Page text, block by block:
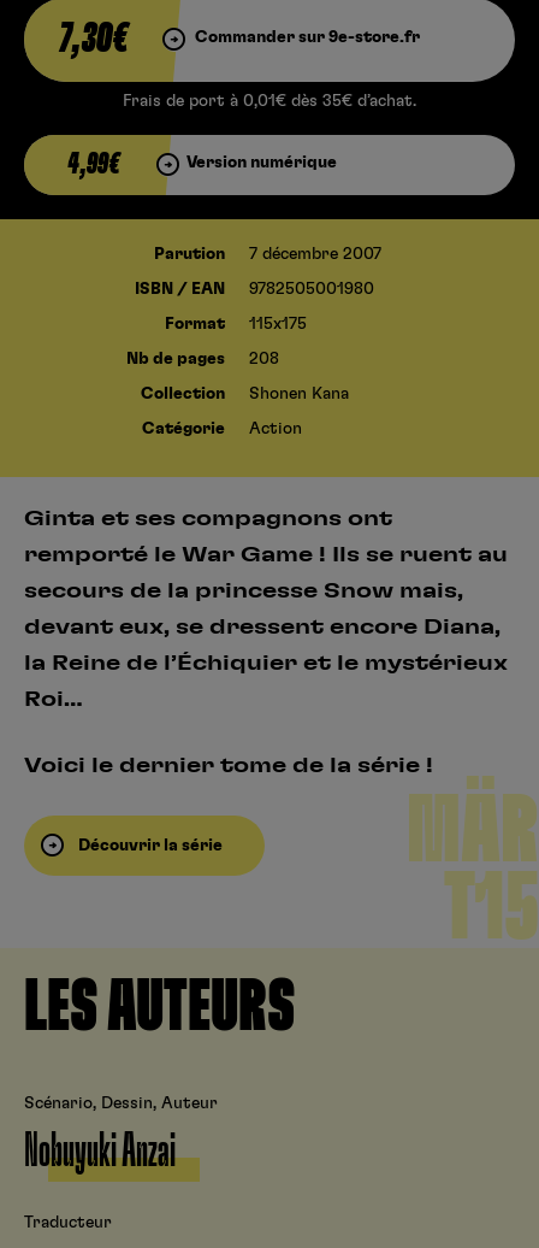
7,30€ Commander sur 9e-store.fr
Frais de port à 0,01€ dès 35€ d’achat.
4,99€ Version numérique
Parution 7 décembre 2007
ISBN / EAN 9782505001980
Format 115x175
Nb de pages 208
Collection Shonen Kana
Catégorie Action
Ginta et ses compagnons ont
remporté le War Game ! Ils se ruent au
secours de la princesse Snow mais,
devant eux, se dressent encore Diana,
la Reine de l’Échiquier et le mystérieux
Roi…
Voici le dernier tome de la série !
Découvrir la série
MÄR
T15
LES AUTEURS
Scénario, Dessin, Auteur
Nobuyuki Anzai
Traducteur